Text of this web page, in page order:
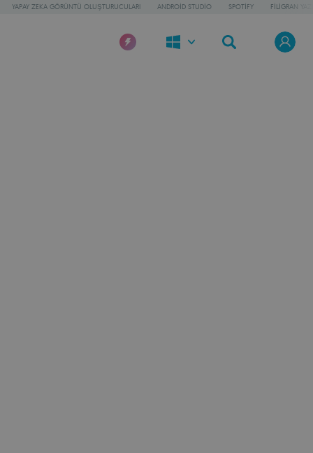
YAPAY ZEKA GÖRÜNTÜ OLUŞTURUCULARI ANDROID STUDIO SPOTIFY FILIGRAN